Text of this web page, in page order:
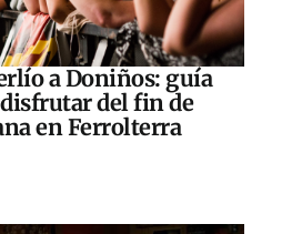
a Doniños: guía
del fin de
en Ferrolterra